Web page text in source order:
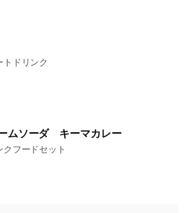
LINEからお願い致します。
ります。）
には応答致しません。
願い致します。
トドリンク
ムソーダ キーマカレー
クフードセット